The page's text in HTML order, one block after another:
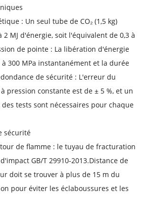
: Un seul tube de CO₂ (1,5 kg)
2 MJ d'énergie, soit l'équivalent de 0,3 à
de pointe : La libération d'énergie
300 MPa instantanément et la durée
de sécurité : L'erreur du
pression constante est de ± 5 %, et un
tests sont nécessaires pour chaque
sécurité
de flamme : le tuyau de fracturation
GB/T 29910-2013.Distance de
doit se trouver à plus de 15 m du
pour éviter les éclaboussures et les